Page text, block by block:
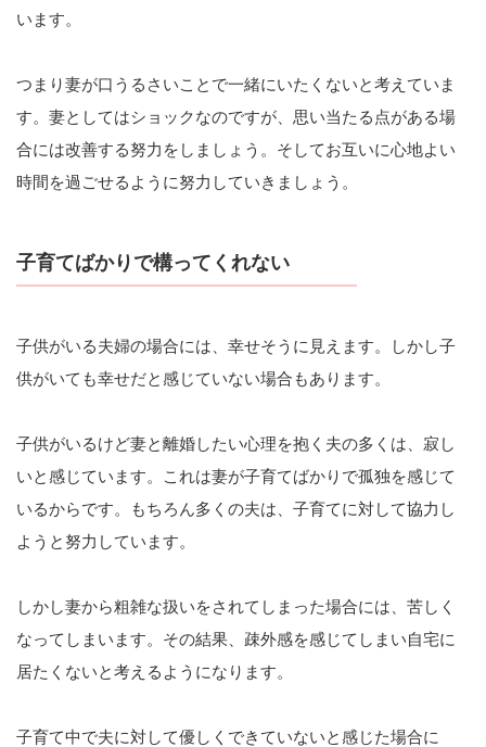
います。
つまり妻が口うるさいことで一緒にいたくないと考えていま
す。妻としてはショックなのですが、思い当たる点がある場
合には改善する努力をしましょう。そしてお互いに心地よい
時間を過ごせるように努力していきましょう。
子育てばかりで構ってくれない
子供がいる夫婦の場合には、幸せそうに見えます。しかし子
供がいても幸せだと感じていない場合もあります。
子供がいるけど妻と離婚したい心理を抱く夫の多くは、寂し
いと感じています。これは妻が子育てばかりで孤独を感じて
いるからです。もちろん多くの夫は、子育てに対して協力し
ようと努力しています。
しかし妻から粗雑な扱いをされてしまった場合には、苦しく
なってしまいます。その結果、疎外感を感じてしまい自宅に
居たくないと考えるようになります。
子育て中で夫に対して優しくできていないと感じた場合に